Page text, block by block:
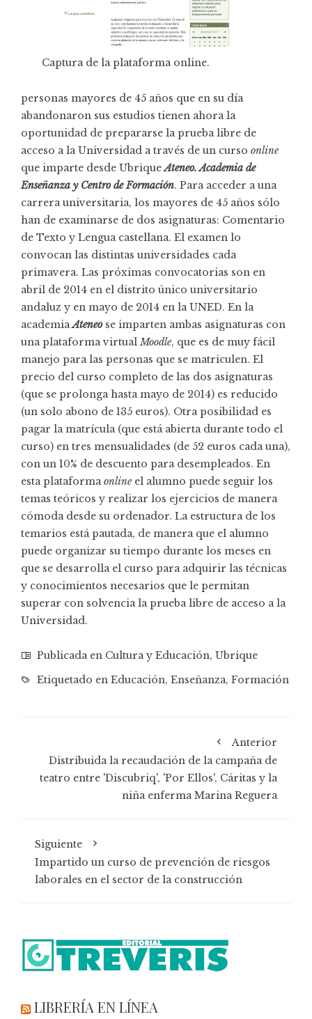
Captura de la plataforma online.
personas mayores de 45 años que en su día
abandonaron sus estudios tienen ahora la
oportunidad de prepararse la prueba libre de
acceso a la Universidad a través de un curso online
que imparte desde UbriqueAteneo. Academia de
Enseñanza y Centro de Formación. Para acceder a una
carrera universitaria, los mayores de 45 años sólo
han de examinarse de dos asignaturas: Comentario
de Texto y Lengua castellana. El examen lo
convocan las distintas universidades cada
primavera. Las próximas convocatorias son en
abril de 2014 en el distrito único universitario
andaluz y en mayo de 2014 en la UNED. En la
academiaAteneo se imparten ambas asignaturas con
una plataforma virtualMoodle, que es de muy fácil
manejo para las personas que se matriculen. El
precio del curso completo de las dos asignaturas
(que se prolonga hasta mayo de 2014) es reducido
(un solo abono de 135 euros). Otra posibilidad es
pagar la matrícula(que está abierta durante todo el
curso) en tres mensualidades (de 52 euros cada una),
con un 10% de descuento para desempleados. En
esta plataformaonlineel alumno puede seguir los
temas teóricos y realizar los ejercicios de manera
cómoda desde su ordenador. La estructura de los
temarios está pautada, de manera que el alumno
puede organizar su tiempo durante los meses en
que se desarrolla el curso para adquirir las técnicas
y conocimientos necesarios que le permitan
superar con solvencia la prueba libre de acceso a la
Universidad.
Publicada en Cultura y Educación, Ubrique
Etiquetado en Educación, Enseñanza, Formación
Anterior
Distribuida la recaudación de la campaña de
teatro entre 'Discubriq', 'Por Ellos', Cáritas y la
niña enferma Marina Reguera
Siguiente
Impartido un curso de prevención de riesgos
laborales en el sector de la construcción
LIBRERÍA EN LÍNEA